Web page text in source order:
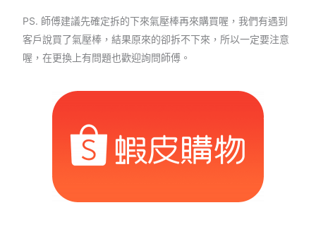
PS. 師傅建議先確定拆的下來氣壓棒再來購買喔，我們有遇到
客戶說買了氣壓棒，結果原來的卻拆不下來，所以一定要注意
喔，在更換上有問題也歡迎詢問師傅。